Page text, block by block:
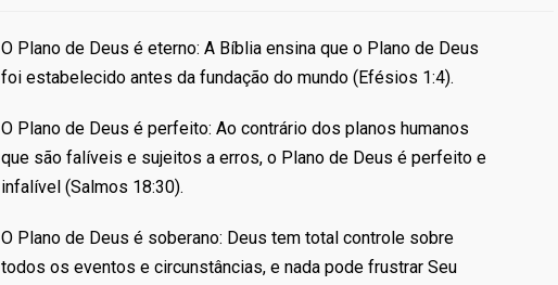
O Plano de Deus é eterno: A Bíblia ensina que o Plano de Deus
foi estabelecido antes da fundação do mundo (Efésios 1:4).
O Plano de Deus é perfeito: Ao contrário dos planos humanos
que são falíveis e sujeitos a erros, o Plano de Deus é perfeito e
infalível (Salmos 18:30).
O Plano de Deus é soberano: Deus tem total controle sobre
todos os eventos e circunstâncias, e nada pode frustrar Seu